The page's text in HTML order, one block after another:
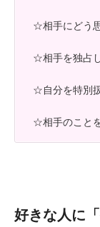
☆相手にどう
☆相手を独占
☆自分を特別
☆相手のこと
好きな人に